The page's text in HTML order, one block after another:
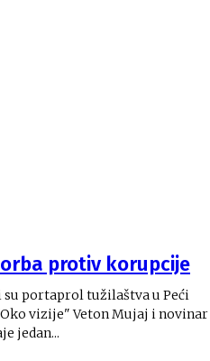
protiv korupcije
portaprol tužilaštva u Peći
vizije" Veton Mujaj i novinar
ostaje jedan...